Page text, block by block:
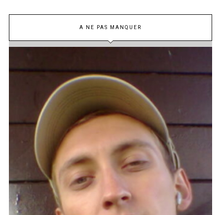
A NE PAS MANQUER